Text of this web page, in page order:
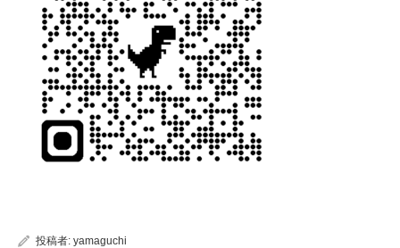
投稿者: yamaguchi